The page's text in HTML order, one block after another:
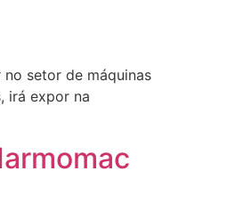
setor de máquinas
irá expor na